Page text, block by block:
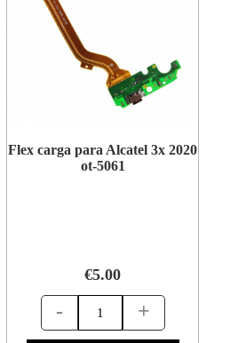
Flex carga para Alcatel 3x 2020
ot-5061
€5.00
- +